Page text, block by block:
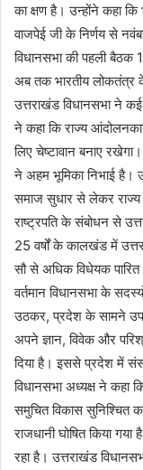
का क्षण है। उन्होंने कहा कि
वाजपेई जी के निर्णय से
विधानसभा की पहली
अब तक भारतीय लोकतंत्र
उत्तराखंड विधानसभा ने
ने कहा कि राज्य
लिए चेष्टावान बनाए
ने अहम भूमिका निभाई है।
समाज सुधार से लेकर राज्य
राष्ट्रपति के संबोधन से
25 वर्षों के कालखंड में
सौ से अधिक विधेयक
वर्तमान विधानसभा के
उठकर, प्रदेश के सामने
अपने ज्ञान, विवेक और
दिया है। इससे प्रदेश में
विधानसभा अध्यक्ष ने कहा
समुचित विकास सुनिश्चित
राजधानी घोषित किया
रहा है। उत्तराखंड